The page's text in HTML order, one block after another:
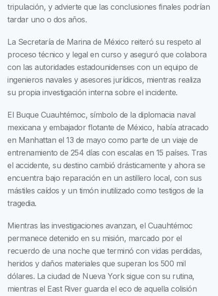
tripulación, y advierte que las conclusiones finales podrían
tardar uno o dos años.
La Secretaría de Marina de México reiteró su respeto al
proceso técnico y legal en curso y aseguró que colabora
con las autoridades estadounidenses con un equipo de
ingenieros navales y asesores jurídicos, mientras realiza
su propia investigación interna sobre el incidente.
El Buque Cuauhtémoc, símbolo de la diplomacia naval
mexicana y embajador flotante de México, había atracado
en Manhattan el 13 de mayo como parte de un viaje de
entrenamiento de 254 días con escalas en 15 países. Tras
el accidente, su destino cambió drásticamente y ahora se
encuentra bajo reparación en un astillero local, con sus
mástiles caídos y un timón inutilizado como testigos de la
tragedia.
Mientras las investigaciones avanzan, el Cuauhtémoc
permanece detenido en su misión, marcado por el
recuerdo de una noche que terminó con vidas perdidas,
heridos y daños materiales que superan los 500 mil
dólares. La ciudad de Nueva York sigue con su rutina,
mientras el East River guarda el eco de aquella colisión